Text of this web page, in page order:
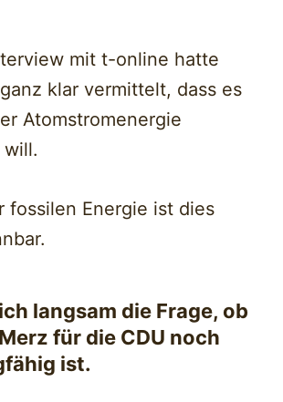
mit t-online hatte
klar vermittelt, dass es
Atomstromenergie
will.
fossilen Energie ist dies
langsam die Frage, ob
für die CDU noch
ist.